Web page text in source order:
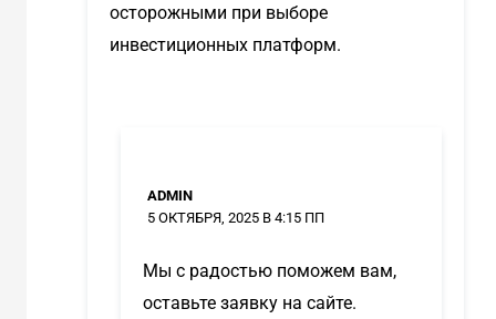
осторожными при выборе
инвестиционных платформ.
ADMIN
5 ОКТЯБРЯ, 2025 В 4:15 ПП
Мы с радостью поможем вам,
оставьте заявку на сайте.